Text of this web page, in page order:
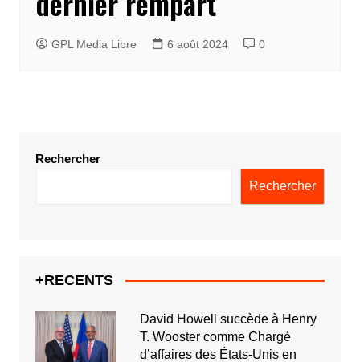
GPL Media Libre 6 août 2024 0
Rechercher
Rechercher
+RECENTS
David Howell succède à Henry
T. Wooster comme Chargé
d’affaires des États-Unis en